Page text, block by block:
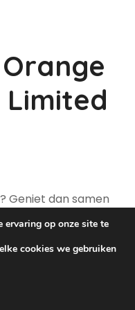
Geniet dan samen
Edition! Deze
elegant
gekleurd met
ervaring op onze site te
cookies we gebruiken